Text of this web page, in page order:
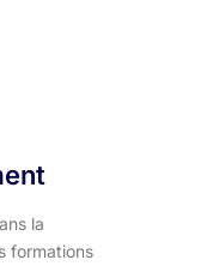
la
formations